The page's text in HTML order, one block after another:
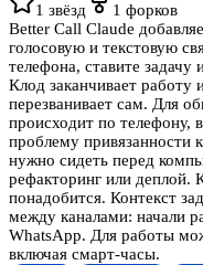
1 звёзд 1 форков
Better Call Claude
голосовую и текстовую
телефона, ставите задачу
Клод заканчивает
перезванивает сам. Для
происходит по телефону,
проблему привязанности
нужно сидеть перед
рефакторинг или деплой.
понадобится. Контекст
между каналами: начали
WhatsApp. Для работы
включая смарт-часы.